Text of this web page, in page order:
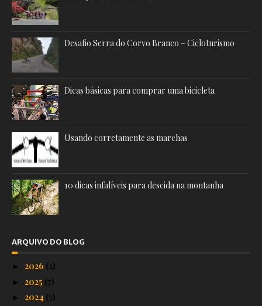
Desafio Serra do Corvo Branco – Cicloturismo
Dicas básicas para comprar uma bicicleta
Usando corretamente as marchas
10 dicas infalíveis para descida na montanha
ARQUIVO DO BLOG
► 2026 (2)
► 2025 (7)
► 2024 (5)